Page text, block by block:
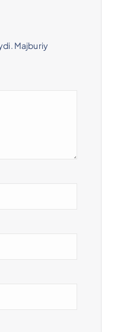
Majburiy